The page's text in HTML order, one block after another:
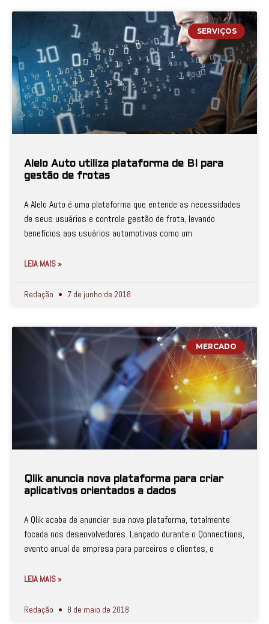
SERVIÇOS
Alelo Auto utiliza plataforma de BI para
gestão de frotas
A Alelo Auto é uma plataforma que entende as necessidades
de seus usuários e controla gestão de frota, levando
benefícios aos usuários automotivos como um
LEIA MAIS »
Redação 7 de junho de 2018
MERCADO
Qlik anuncia nova plataforma para criar
aplicativos orientados a dados
A Qlik acaba de anunciar sua nova plataforma, totalmente
focada nos desenvolvedores. Lançado durante o Qonnections,
evento anual da empresa para parceiros e clientes, o
LEIA MAIS »
Redação 8 de maio de 2018